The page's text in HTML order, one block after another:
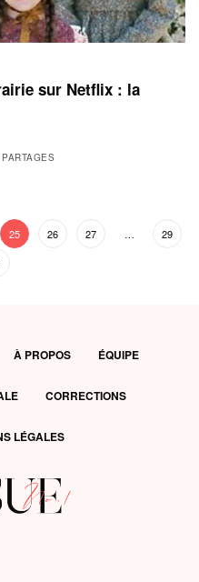
sur Netflix : la
25 26 27 … 29
À PROPOS ÉQUIPE
CORRECTIONS
LÉGALES